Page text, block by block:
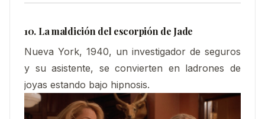
10. La maldición del escorpión de Jade
Nueva York, 1940, un investigador de seguros
y su asistente, se convierten en ladrones de
joyas estando bajo hipnosis.